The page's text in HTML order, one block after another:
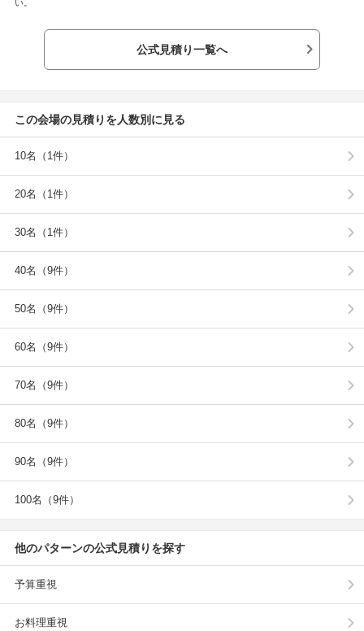
い。
公式見積り一覧へ
この会場の見積りを人数別に見る
10名（1件）
20名（1件）
30名（1件）
40名（9件）
50名（9件）
60名（9件）
70名（9件）
80名（9件）
90名（9件）
100名（9件）
他のパターンの公式見積りを探す
予算重視
お料理重視